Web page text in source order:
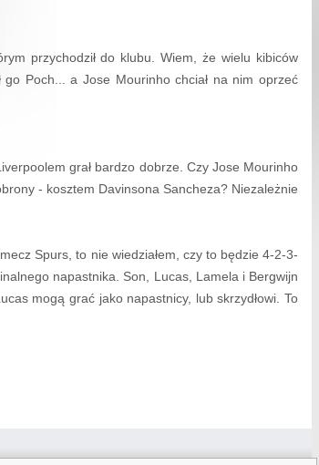
przychodził do klubu. Wiem, że wielu kibiców
Poch... a Jose Mourinho chciał na nim oprzeć
grał bardzo dobrze. Czy Jose Mourinho
- kosztem Davinsona Sancheza? Niezależnie
Spurs, to nie wiedziałem, czy to będzie 4-2-3-
napastnika. Son, Lucas, Lamela i Bergwijn
mogą grać jako napastnicy, lub skrzydłowi. To